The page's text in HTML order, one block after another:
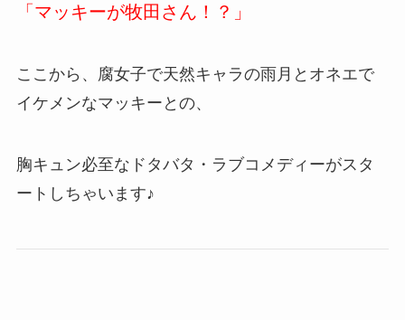
「マッキーが牧田さん！？」
ここから、腐女子で天然キャラの雨月とオネエで
イケメンなマッキーとの、
胸キュン必至なドタバタ・ラブコメディーがスタ
ートしちゃいます♪